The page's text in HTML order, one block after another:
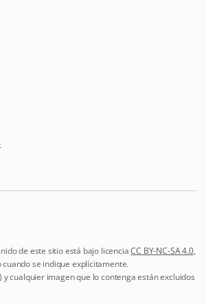
de este sitio está bajo licenciaCC BY-NC-SA 4.0,
cuando se indique explícitamente.
y cualquier imagen que lo contenga están excluidos